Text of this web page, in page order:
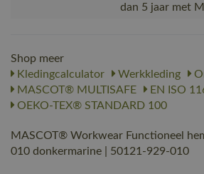
dan 5 jaar met
Shop meer
Kledingcalculator
Werkkleding
MASCOT® MULTISAFE
EN ISO
OEKO-TEX® STANDARD 100
MASCOT® Workwear Functioneel
010 donkermarine | 50121-929-010